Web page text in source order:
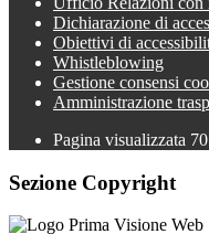
Dichiarazione di
Obiettivi di
Whistleblowing
Gestione consensi
Amministrazione
Pagina visualizzata
Sezione Copyright